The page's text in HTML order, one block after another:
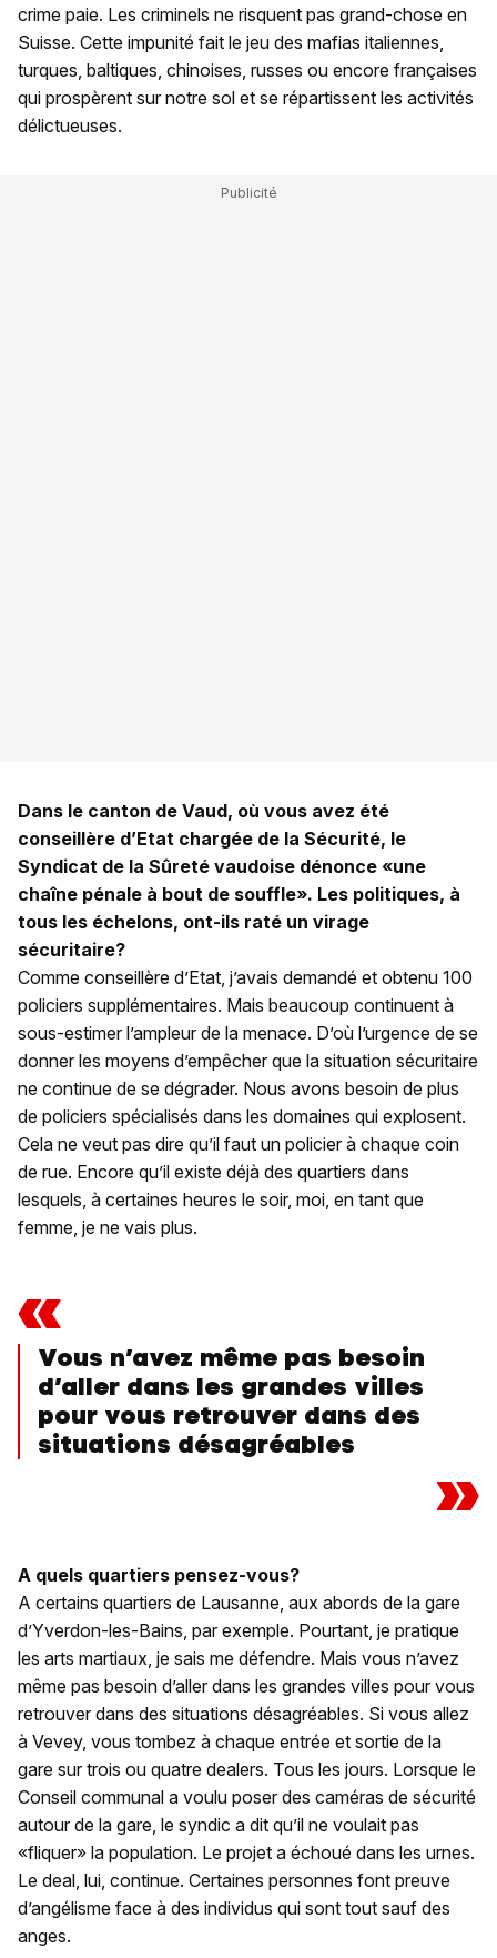
crime paie. Les criminels ne risquent pas grand-chose en
Suisse. Cette impunité fait le jeu des mafias italiennes,
turques, baltiques, chinoises, russes ou encore françaises
qui prospèrent sur notre sol et se répartissent les activités
délictueuses.
Dans le canton de Vaud, où vous avez été
conseillère d’Etat chargée de la Sécurité, le
Syndicat de la Sûreté vaudoise dénonce «une
chaîne pénale à bout de souffle». Les politiques, à
tous les échelons, ont-ils raté un virage
sécuritaire?
Comme conseillère d’Etat, j’avais demandé et obtenu 100
policiers supplémentaires. Mais beaucoup continuent à
sous-estimer l’ampleur de la menace. D’où l’urgence de se
donner les moyens d’empêcher que la situation sécuritaire
ne continue de se dégrader. Nous avons besoin de plus
de policiers spécialisés dans les domaines qui explosent.
Cela ne veut pas dire qu’il faut un policier à chaque coin
de rue. Encore qu’il existe déjà des quartiers dans
lesquels, à certaines heures le soir, moi, en tant que
femme, je ne vais plus.
«
Vous n’avez même pas besoin
d’aller dans les grandes villes
pour vous retrouver dans des
situations désagréables
»
A quels quartiers pensez-vous?
A certains quartiers de Lausanne, aux abords de la gare
d’Yverdon-les-Bains, par exemple. Pourtant, je pratique
les arts martiaux, je sais me défendre. Mais vous n’avez
même pas besoin d’aller dans les grandes villes pour vous
retrouver dans des situations désagréables. Si vous allez
à Vevey, vous tombez à chaque entrée et sortie de la
gare sur trois ou quatre dealers. Tous les jours. Lorsque le
Conseil communal a voulu poser des caméras de sécurité
autour de la gare, le syndic a dit qu’il ne voulait pas
«fliquer» la population. Le projet a échoué dans les urnes.
Le deal, lui, continue. Certaines personnes font preuve
d’angélisme face à des individus qui sont tout sauf des
anges.